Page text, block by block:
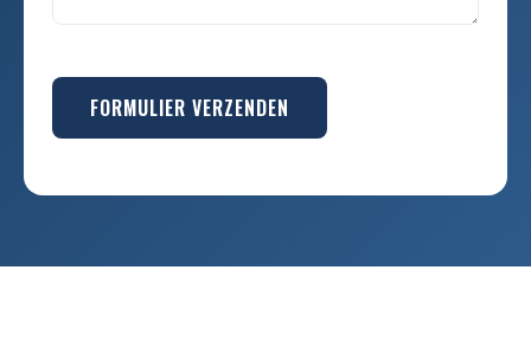
FORMULIER VERZENDEN